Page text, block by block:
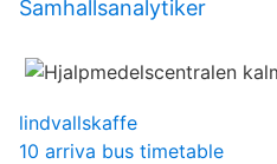
Samhallsanalytiker
lindvallskaffe
10 arriva bus timetable